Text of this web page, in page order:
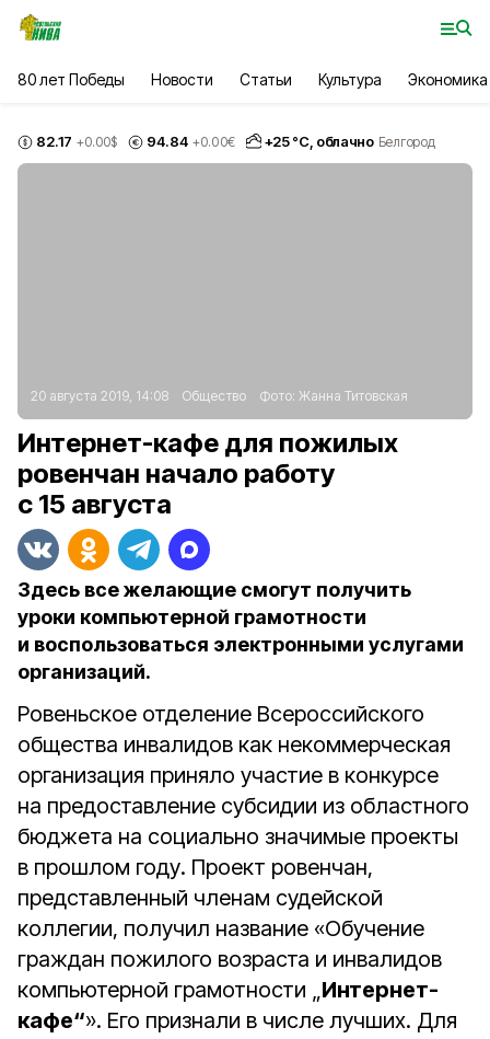
80 лет Победы Новости Статьи Культура Экономика
82.17 +0.00$ 94.84 +0.00€ +25°С, облачно Белгород
20 августа 2019, 14:08 Общество Фото: Жанна Титовская
Интернет-кафе для пожилых
ровенчан начало работу
с 15 августа
Здесь все желающие смогут получить
уроки компьютерной грамотности
и воспользоваться электронными услугами
организаций.
Ровеньское отделение Всероссийского
общества инвалидов как некоммерческая
организация приняло участие в конкурсе
на предоставление субсидии из областного
бюджета на социально значимые проекты
в прошлом году. Проект ровенчан,
представленный членам судейской
коллегии, получил название «Обучение
граждан пожилого возраста и инвалидов
компьютерной грамотности „Интернет-
кафе“». Его признали в числе лучших. Для